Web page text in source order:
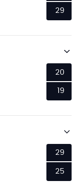
29
20
19
29
25